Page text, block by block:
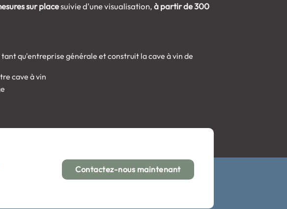
sur placesuivie d'une visualisation,à partir de 300
qu'entreprise générale et construit la cave à vin de
cave à vin
Contactez-nous maintenant